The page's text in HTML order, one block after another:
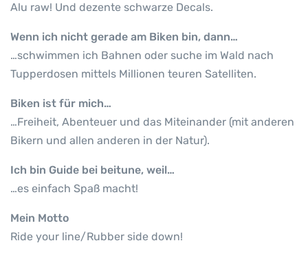
Alu raw! Und dezente schwarze Decals.
Wenn ich nicht gerade am Biken bin, dann…
…schwimmen ich Bahnen oder suche im Wald nach
Tupperdosen mittels Millionen teuren Satelliten.
Biken ist für mich…
…Freiheit, Abenteuer und das Miteinander (mit anderen
Bikern und allen anderen in der Natur).
Ich bin Guide bei beitune, weil…
…es einfach Spaß macht!
Mein Motto
Ride your line/Rubber side down!